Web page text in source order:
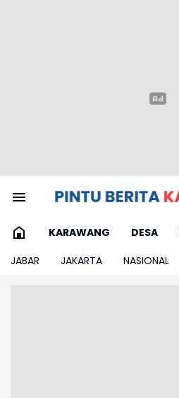
KARAWANG DESA
JABAR
JAKARTA NASIONAL